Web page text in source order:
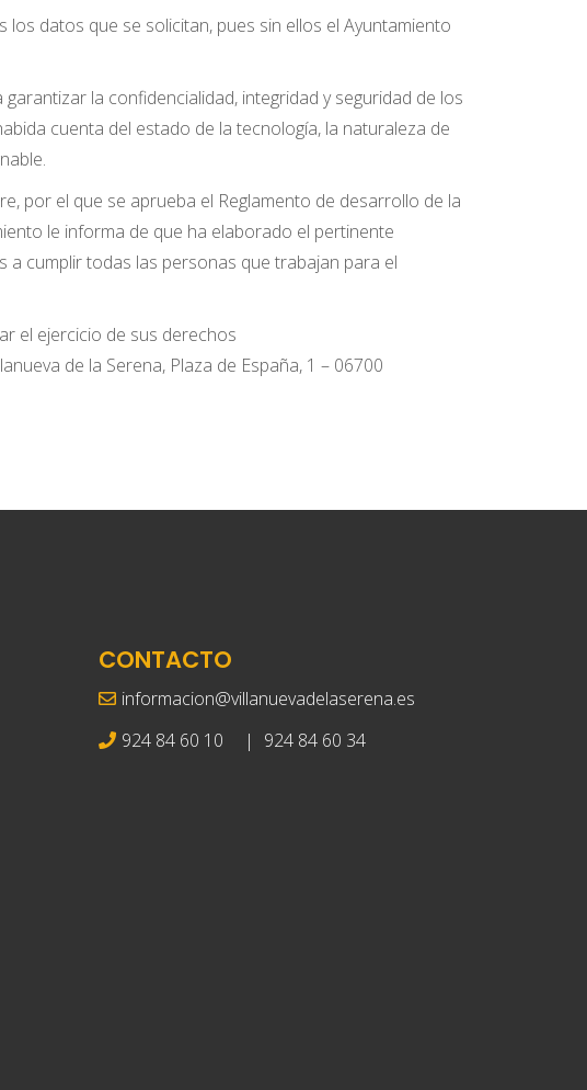
datos que se solicitan, pues sin ellos el Ayuntamiento
la confidencialidad, integridad y seguridad de los
cuenta del estado de la tecnología, la naturaleza de
por el que se aprueba el Reglamento de desarrollo de la
le informa de que ha elaborado el pertinente
a cumplir todas las personas que trabajan para el
el ejercicio de sus derechos
de la Serena, Plaza de España, 1 – 06700
CONTACTO
informacion@villanuevadelaserena.es
924 84 60 10
| 924 84 60 34